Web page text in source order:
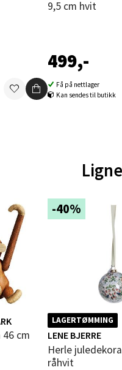
9,5 cm hvit
499,-
Få på nettlager
Kan sendes til butikk
46 cm
-40%
LAGERTØMMING
LENE BJERRE
Herle juledekorasjon 6 cm
råhvit
Bernadottes vei 52, 5147
Oppdal - Aunasenteret
Orkanger - Thon
Senter Orkanger,
i dag 09-18
0 i butikk
- Thon
7, 1338 Sandvika
i dag 09-19